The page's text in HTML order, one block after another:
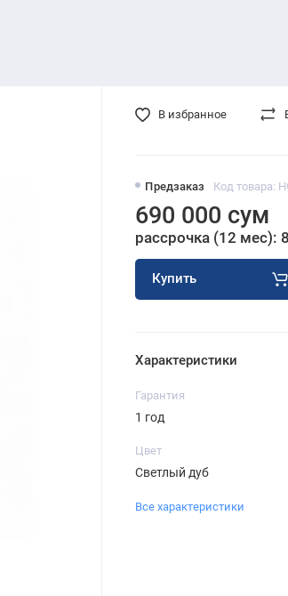
Предзаказ Код товара:
690 000 сум
рассрочка (12 мес):
Купить
В избранное
Характеристики
Гарантия
1 год
Цвет
Светлый дуб
Все характеристики